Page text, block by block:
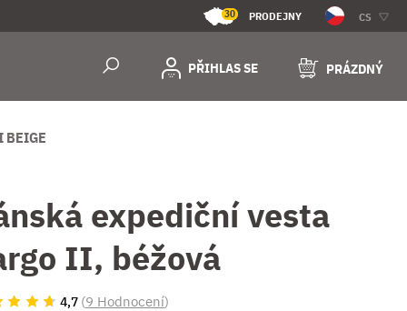
30 PRODEJNY CS
PŘIHLAS SE PRÁZDNÝ
BEIGE
expediční vesta
II, béžová
4,7 (9 Hodnocení)